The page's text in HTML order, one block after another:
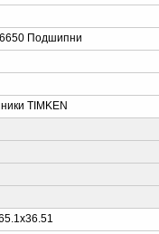
Подшипни
TIMKEN